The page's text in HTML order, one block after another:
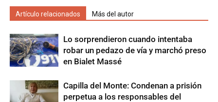
Artículo relacionados Más del autor
Lo sorprendieron cuando intentaba
robar un pedazo de vía y marchó preso
en Bialet Massé
Capilla del Monte: Condenan a prisión
perpetua a los responsables del